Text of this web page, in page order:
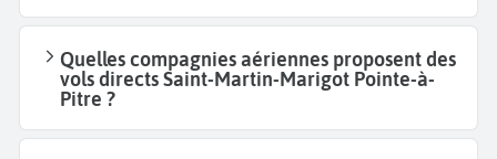
Quelles compagnies aériennes proposent des
vols directs Saint-Martin-Marigot Pointe-à-
Pitre ?